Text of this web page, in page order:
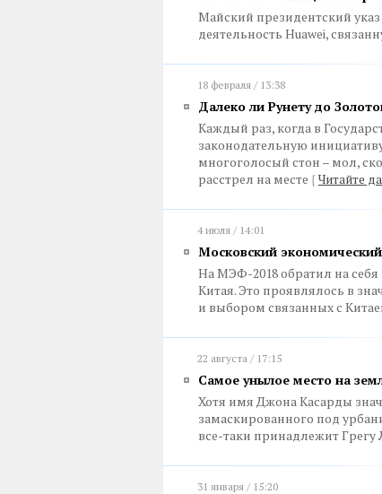
Майский президентский
деятельность Huawei,
18 февраля / 13:38
Далеко ли Рунету до
Каждый раз, когда в
законодательную
многоголосый стон – мол,
расстрел на месте { Читайте
4 июля / 14:01
Московский
На МЭФ-2018 обратил на
Китая. Это проявлялось в
и выбором связанных с
22 августа / 17:15
Самое унылое место на
Хотя имя Джона Касарды
замаскированного под
все-таки принадлежит
31 января / 15:20